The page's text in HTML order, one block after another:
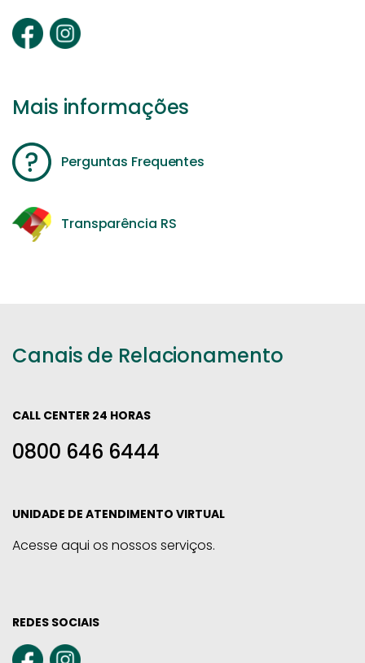
Mais informações
Perguntas Frequentes
Transparência RS
Canais de Relacionamento
CALL CENTER 24 HORAS
0800 646 6444
UNIDADE DE ATENDIMENTO VIRTUAL
Acesse aqui os nossos serviços.
REDES SOCIAIS